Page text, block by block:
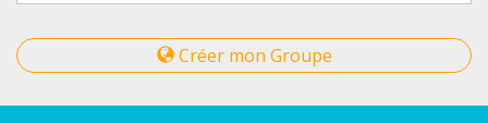
Créer mon Groupe